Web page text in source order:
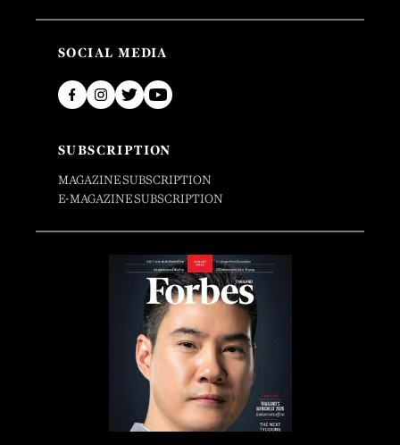
SOCIAL MEDIA
SUBSCRIPTION
MAGAZINE SUBSCRIPTION
E-MAGAZINE SUBSCRIPTION